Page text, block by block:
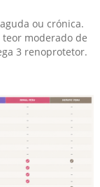
ou crónica.
moderado de
3 renoprotetor.